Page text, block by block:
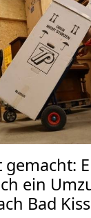
gemacht:
ein
Bad